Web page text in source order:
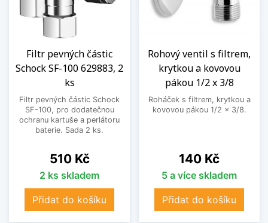
Filtr pevných částic
Schock SF-100 629883, 2
ks
Filtr pevných částic Schock
SF-100, pro dodatečnou
ochranu kartuše a perlátoru
baterie. Sada 2 ks.
Cena
510 Kč
2 ks skladem
Přidat do košíku
Rohový ventil s filtrem,
krytkou a kovovou
pákou 1/2 x 3/8
Roháček s filtrem, krytkou a
kovovou pákou 1/2 x 3/8.
Cena
140 Kč
5 a více skladem
Přidat do košíku